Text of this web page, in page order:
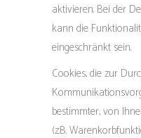
aktivieren. Bei der
kann die
eingeschränkt sein.
Cookies, die zur
bestimmter, von
(z.B.